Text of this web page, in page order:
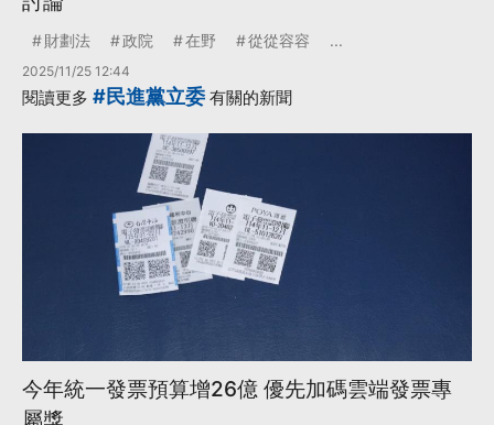
財劃法 政院 在野 從從容容 ...
2025/11/25 12:44
閱讀更多 #民進黨立委 有關的新聞
今年統一發票預算增26億 優先加碼雲端發票專